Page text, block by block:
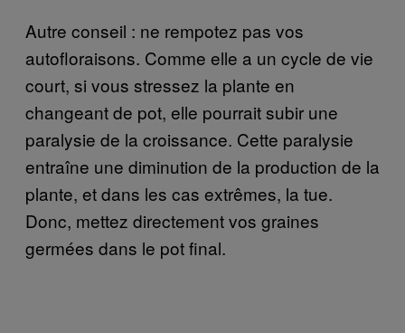
Autre conseil : ne rempotez pas vos
autofloraisons. Comme elle a un cycle de vie
court, si vous stressez la plante en
changeant de pot, elle pourrait subir une
paralysie de la croissance. Cette paralysie
entraîne une diminution de la production de la
plante, et dans les cas extrêmes, la tue.
Donc, mettez directement vos graines
germées dans le pot final.